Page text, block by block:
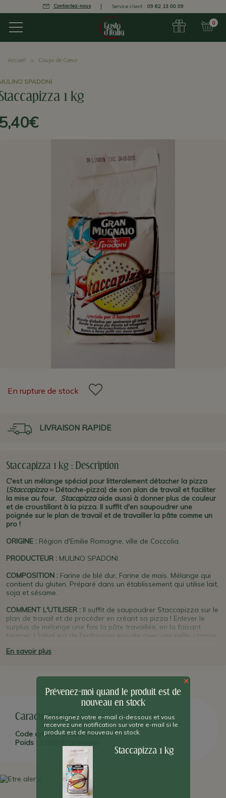
Contactez-nous Service client : 09 62 13 00 09
0
Accueil Coups de Coeur
SPADONI
1 kg
En rupture de stock
LIVRAISON RAPIDE
Staccapizza 1 kg : Description
C'est un mélange spécial pour litteralement détacher la pizza
(Staccapizza= Détache-pizza) de son plan de travail et faciliter
la mise au four. Stacapizzaaide aussi à donner plus de couleur
et de croustillant à la pizza. Il suffit d'en saupoudrer une
poignée sur le plan de travail et de travailler la pâte comme un
pro !
ORIGINE : Région d'Emilie Romagne, ville de Coccolia.
PRODUCTEUR : MULINO SPADONI.
COMPOSITION : Farine de blé dur, Farine de maïs. Mélange qui
contient du gluten. Préparé dans un établissement qui utilise lait,
soja et sésame.
COMMENT L'UTILISER : Il suffit de saupoudrer Staccapizza sur le
plan de travail et de procéder en créant sa pizza ! Enlever le
surplus de mélange une fois la pâte travaillée, en la faisant
tourner. L'idéal est de l'enfourner ensuite avec une pelle, comme
mélange elle doit glisser et se détacher facilement. Cela tout en
le laissant propre et sans poussières, en donnant en plus du
croustillant et une couleur appétissante à la pizza !Molino
est l'un des spécialistes italiens de farines destinés aux
professionnels de la pizza et des pâtes.
En savoir plus
Caractéristiques
Code article : SPADSTACCA1
Poids :
×
Prévenez-moi quand le produit est de
nouveau en stock
Renseignez votre e-mail ci-dessous et vous
recevrez une notification sur votre e-mail si le
produit est de nouveau en stock.
Staccapizza 1 kg